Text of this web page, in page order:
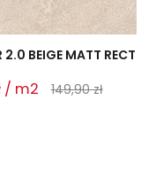
2.0 BEIGE MATT RECT
/ m2 149,90 zł